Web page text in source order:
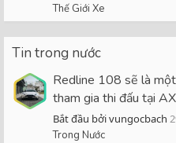
Thế Giới Xe
Tin trong nước
Redline 108 sẽ là
tham gia thi đấu tại
Bắt đầu bởi vungocbach
Trong Nước